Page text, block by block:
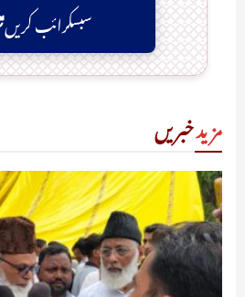
سبسکرائب کریں
مزیدخبریں